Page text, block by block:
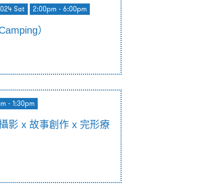
Sat 2:00pm - 6:00pm
）
- 1:30pm
影 x 故事創作 x 完形療